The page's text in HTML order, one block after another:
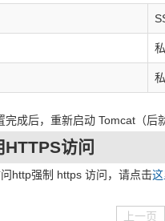
完成后，重新启动 Tomcat（后
HTTPS访问
http强制 https 访问，请点击
上一页